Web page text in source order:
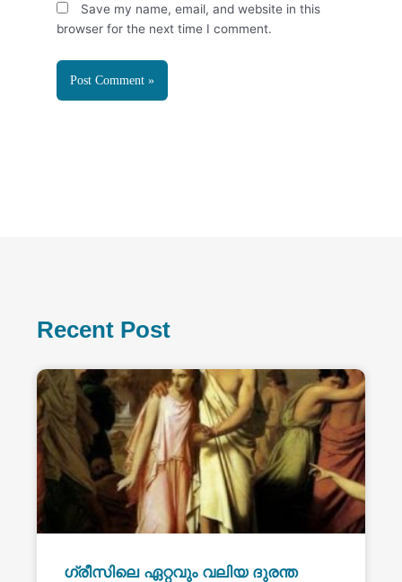
Save my name, email, and website in this
browser for the next time I comment.
Recent Post
ഗ്രീസിലെ ഏറ്റവും വലിയ ദുരന്ത